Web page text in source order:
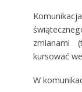
zmianami
kursować
W